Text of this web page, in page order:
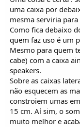
uma caixa por
mesma serviria
Como fica debaixo
quem faz uso é um
Mesmo para quem
cabe) com a caixa
speakers.
Sobre as caixas
não esquecem as
constroiem umas
15 cm. Aí sim, o
muito melhor e